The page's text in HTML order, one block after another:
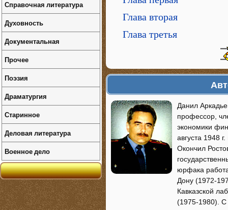
Глава вторая
Глава третья
Данил
профессор,
экономики
августа 1948
Окончил
юрфака
Дону (1972-
Кавказской
(1975-1980). С
Справочная литература
Духовность
Документальная
Прочее
Поэзия
Драматургия
Старинное
Деловая литература
Военное дело